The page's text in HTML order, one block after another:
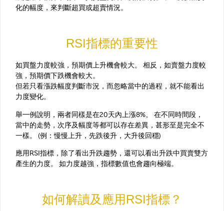
化的幅度，來判斷超買或超賣情況。
RSI指標的重要性
如買盤力度較強，預期價上升機會較大。 相反，如賣盤力度較
強，預期價下跌機會較大。
但若只看漲跌幅度判斷市況，而忽略當中的過程，就不能看出
力度變化。
舉一例說明，兩者同樣是在20天內上漲8%。 在不同時間段，
當中的走勢，次序及幅度等都可以存在差異，甚形至是完全不
一樣。 (例：慢慢上升，先跌後升，大升後回穩)
應用RSI指標，除了看出升跌趨勢，還可以看出升跌中買賣雙方
產生的力度。 如力度越強，指標數值也會趨向極端。
如何解讀及應用RSI指標？